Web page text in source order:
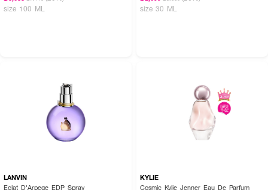
size 100 ML
size 30 ML
LANVIN
Eclat D'Arpege EDP Spray
KYLIE
Cosmic Kylie Jenner Eau De Parfum